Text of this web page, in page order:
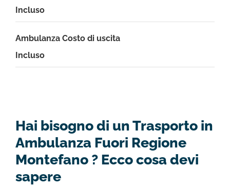
Incluso
Ambulanza Costo di uscita
Incluso
Hai bisogno di un Trasporto in
Ambulanza Fuori Regione
Montefano ? Ecco cosa devi
sapere